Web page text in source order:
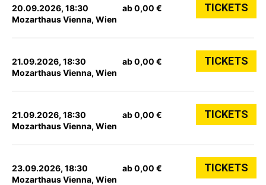
20.09.2026, 18:30
Mozarthaus Vienna, Wien
ab 0,00 € TICKETS
21.09.2026, 18:30
Mozarthaus Vienna, Wien
ab 0,00 € TICKETS
21.09.2026, 18:30
Mozarthaus Vienna, Wien
ab 0,00 € TICKETS
23.09.2026, 18:30
Mozarthaus Vienna, Wien
ab 0,00 € TICKETS